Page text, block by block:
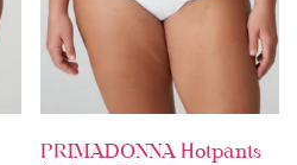
PRIMADONNA Hotpants